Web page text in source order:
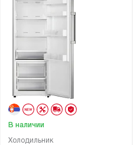
Холодильник
В наличии